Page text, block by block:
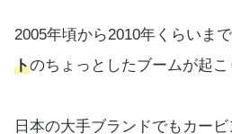
2005年頃から2010年くらいまで
トのちょっとしたブームが起こ
日本の大手ブランドでもカー